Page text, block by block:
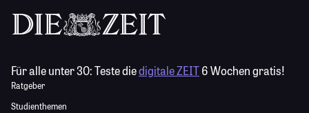
Für alle unter 30:Teste diedigitale ZEIT6 Wochen gratis!
Ratgeber
Studienthemen